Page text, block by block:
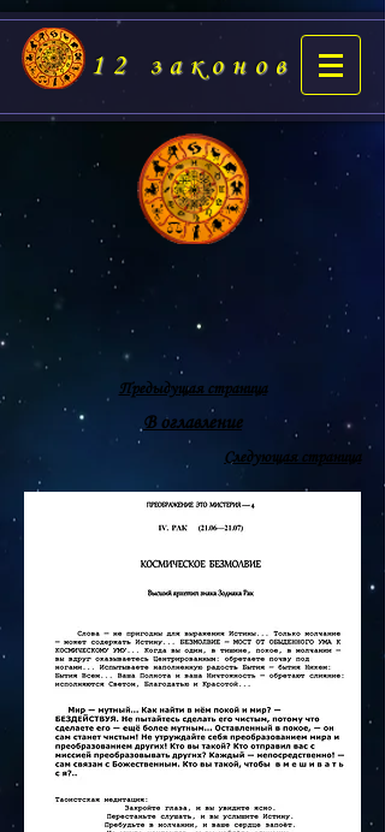
12 законов
Предыдущая страница
В оглавление
Следующая страница